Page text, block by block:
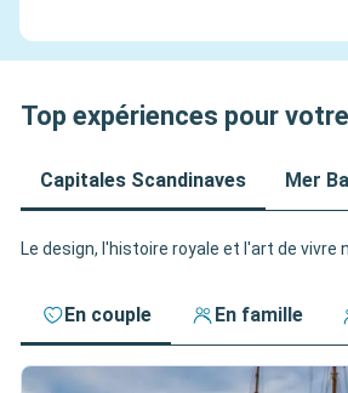
Top expériences pour
Capitales Scandinaves Mer
Le design, l'histoire royale et l'art de
En couple En famille